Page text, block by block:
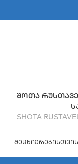
ᲨᲝᲗᲐ
SHOTA